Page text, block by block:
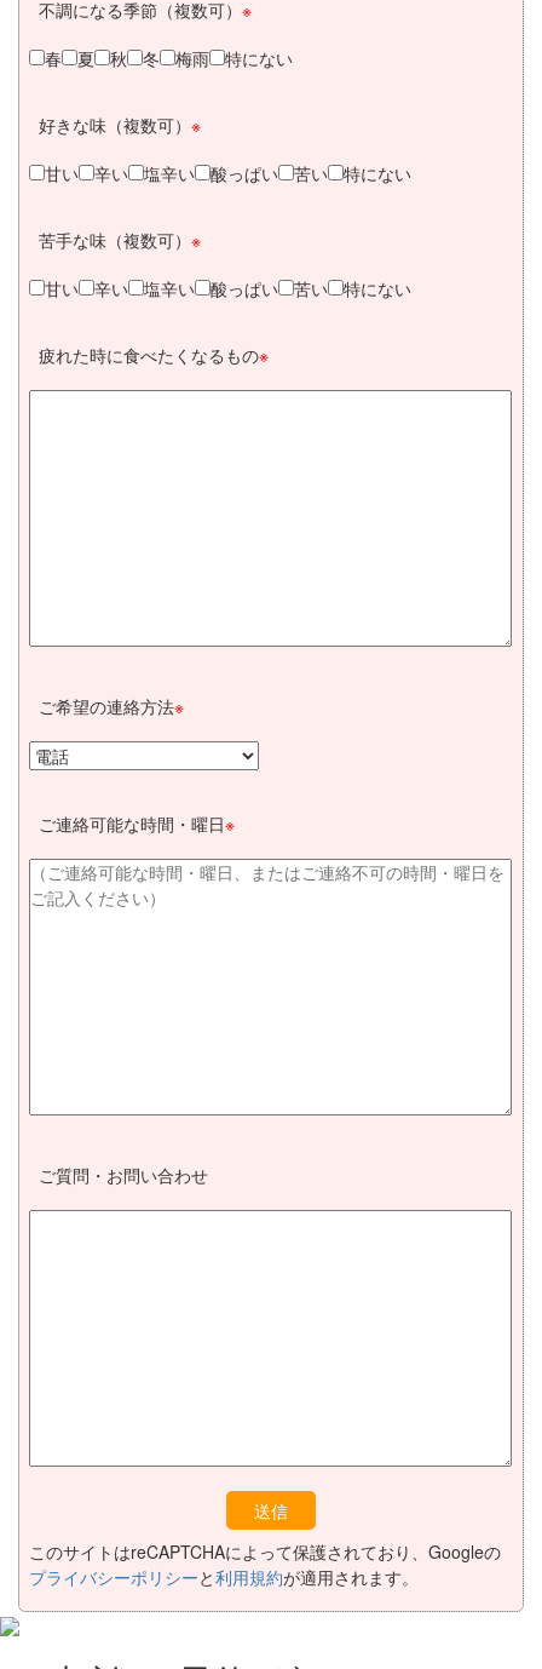
不調になる季節（複数可）※
春 夏 秋 冬 梅雨 特にない
好きな味（複数可）※
甘い 辛い 塩辛い 酸っぱい 苦い 特にない
苦手な味（複数可）※
甘い 辛い 塩辛い 酸っぱい 苦い 特にない
疲れた時に食べたくなるもの※
ご希望の連絡方法※
ご連絡可能な時間・曜日※
ご質問・お問い合わせ
このサイトはreCAPTCHAによって保護されており、Googleの
プライバシーポリシーと利用規約が適用されます。